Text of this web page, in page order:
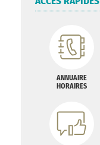
ANNUAIRE
HORAIRES